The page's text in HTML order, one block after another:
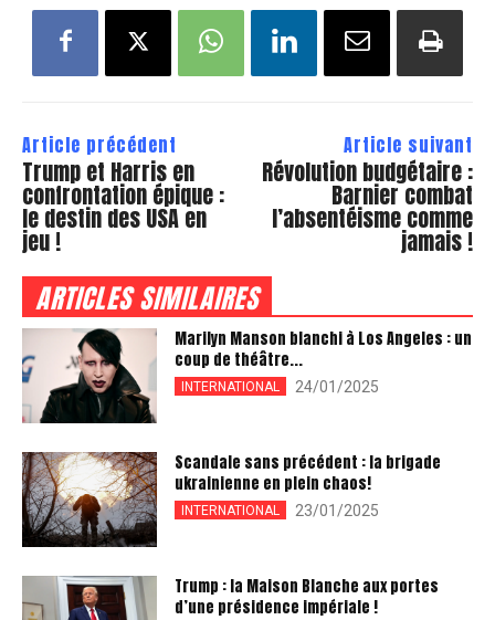
Article précédent
Trump et Harris en
confrontation épique :
le destin des USA en
jeu !
Article suivant
Révolution budgétaire :
Barnier combat
l’absentéisme comme
jamais !
ARTICLES SIMILAIRES
Marilyn Manson blanchi à Los Angeles : un
coup de théâtre...
INTERNATIONAL 24/01/2025
Scandale sans précédent : la brigade
ukrainienne en plein chaos!
INTERNATIONAL 23/01/2025
Trump : la Maison Blanche aux portes
d’une présidence impériale !